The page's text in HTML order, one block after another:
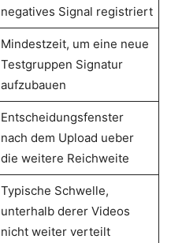
negatives Signal registriert
Mindestzeit, um eine neue
Testgruppen Signatur
aufzubauen
Entscheidungsfenster
nach dem Upload ueber
die weitere Reichweite
Typische Schwelle,
unterhalb derer Videos
nicht weiter verteilt